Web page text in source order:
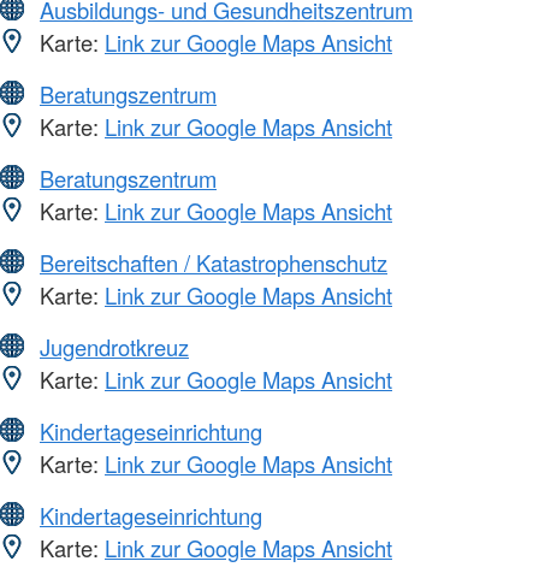
Ausbildungs- und Gesundheitszentrum
Karte: Link zur Google Maps Ansicht
Beratungszentrum
Karte: Link zur Google Maps Ansicht
Beratungszentrum
Karte: Link zur Google Maps Ansicht
Bereitschaften / Katastrophenschutz
Karte: Link zur Google Maps Ansicht
Jugendrotkreuz
Karte: Link zur Google Maps Ansicht
Kindertageseinrichtung
Karte: Link zur Google Maps Ansicht
Kindertageseinrichtung
Karte: Link zur Google Maps Ansicht